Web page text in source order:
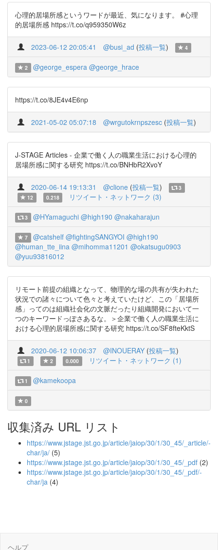
心理的居場所感というワードが最近、気になります。 #心理
的居場所感 https://t.co/q959350W6z
2023-06-12 20:05:41 @busi_ad (投稿一覧) 4
2 @george_espera @george_hrace
https://t.co/8JE4v4E6np
2021-05-02 05:07:18 @wrgutokrnpszesc (投稿一覧)
J-STAGE Articles - 企業で働く人の職業生活における心理的
居場所感に関する研究 https://t.co/BNHbR2XvoY
2020-06-14 19:13:31 @clione (投稿一覧)
3
12
0.218 リツイート・ネットワーク (3)
3 @HYamaguchi @high190 @nakaharajun
7 @catshelf @fightingSANGYOI @high190
@human_tte_iina @mihomma11201 @okatsugu0903
@yuu93816012
リモート前提の組織となって、物理的な場の共有が失われた
状況での諸々について色々と考えていたけど、この「居場所
感」ってのは組織社会化の文脈だったり組織開発において一
つのキーワードっぽさあるな。＞企業で働く人の職業生活に
おける心理的居場所感に関する研究 https://t.co/SF8fteKktS
2020-06-12 10:06:37 @INOUERAY (投稿一覧)
1 2 0.000 リツイート・ネットワーク (1)
1 @kamekoopa
0
収集済み URL リスト
https://www.jstage.jst.go.jp/article/jaiop/30/1/30_45/_article/-
char/ja/ (5)
https://www.jstage.jst.go.jp/article/jaiop/30/1/30_45/_pdf (2)
https://www.jstage.jst.go.jp/article/jaiop/30/1/30_45/_pdf/-
char/ja (4)
ヘルプ